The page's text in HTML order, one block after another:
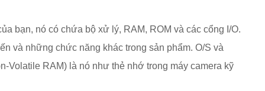
bạn, nó có chứa bộ xử lý, RAM, ROM và các cổng I/O.
và những chức năng khác trong sản phẩm. O/S và
RAM) là nó như thẻ nhớ trong máy camera kỹ